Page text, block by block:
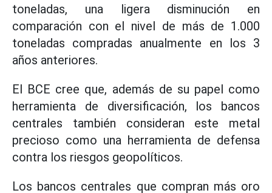
toneladas, una ligera disminución en
comparación con el nivel de más de 1.000
toneladas compradas anualmente en los 3
años anteriores.
El BCE cree que, además de su papel como
herramienta de diversificación, los bancos
centrales también consideran este metal
precioso como una herramienta de defensa
contra los riesgos geopolíticos.
Los bancos centrales que compran más oro